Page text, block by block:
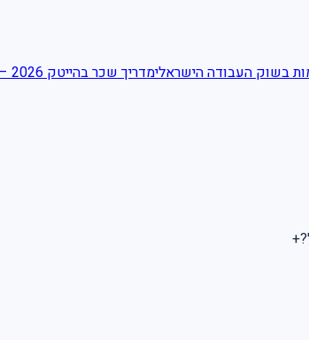
בשוק העבודה הישראלימדריך שכר בהייטק 2026 – כמה מרוויחים?
+